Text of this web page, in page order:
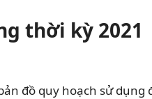
thời kỳ 2021
đồ quy hoạch sử